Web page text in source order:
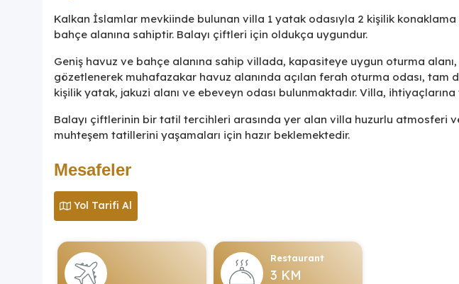
Kalkan İslamlar mevkiinde bulunan villa 1 yatak odasıyla 2 kişilik konaklama
bahçe alanına sahiptir. Balayı çiftleri için oldukça uygundur.
Geniş havuz ve bahçe alanına sahip villada, kapasiteye uygun oturma
gözetlenerek muhafazakar havuz alanında açılan ferah oturma odası, tam
kişilik yatak, jakuzi alanı ve ebeveyn odası bulunmaktadır. Villa,
Balayı çiftlerinin bir tatil tercihleri ​​arasında yer alan villa huzurlu atmosferi
muhteşem tatillerini yaşamaları için hazır beklemektedir.
Mesafeler
Yol Tarifi Al
Restaurant
3 KM